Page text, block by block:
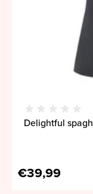
Delightful
€39,99